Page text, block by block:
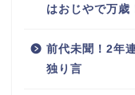
はおじやで万歳
前代未聞！2年
独り言